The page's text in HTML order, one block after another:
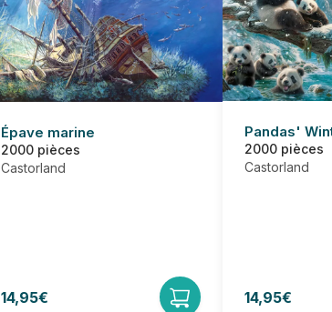
Épave marine
2000 pièces
Castorland
14,95€
Pandas'
2000 pièces
Castorland
14,95€